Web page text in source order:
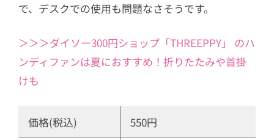
15 【リズム】Silky Wind Mobile 3.1（シ
ルキーウインドモバイル3.1）
で、デスクでの使用も問題なさそうです。
＞＞＞ダイソー300円ショップ「THREEPPY」 のハ
ンディファンは夏におすすめ！折りたたみや首掛
けも
価格(税込) 550円